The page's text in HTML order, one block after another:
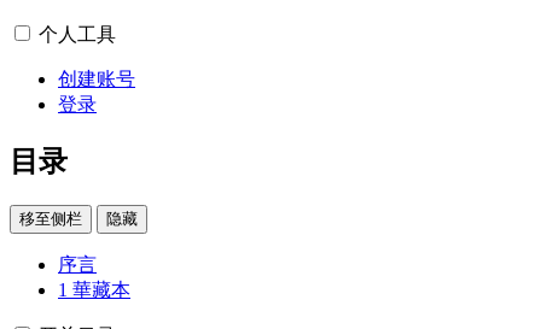
个人工具
创建账号
登录
目录
移至侧栏 隐藏
序言
1 華藏本